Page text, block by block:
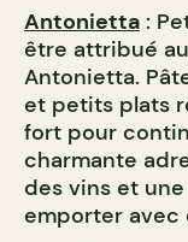
Antonietta :
être attribué
Antonietta.
et petits plats
fort pour
charmante
des vins et
emporter avec